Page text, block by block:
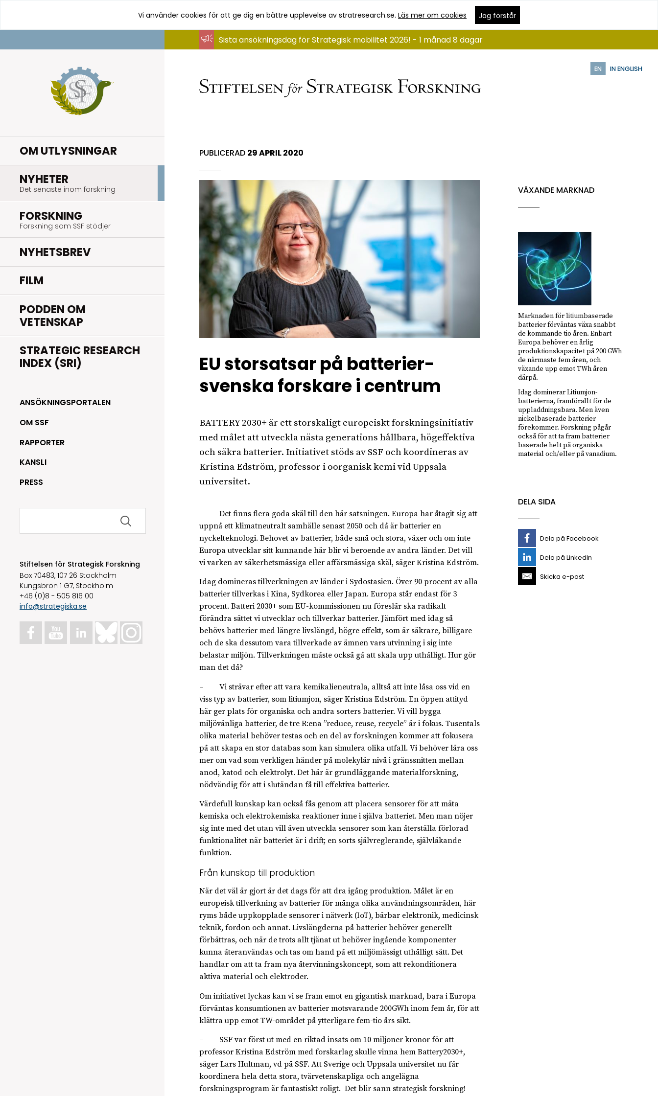
innehåll
Vi använder cookies för att ge dig en bättre upplevelse av stratresearch.se.Läs mer om cookies Jag förstår
EN IN ENGLISH
OM UTLYSNINGAR
NYHETER
Det senaste inom forskning
FORSKNING
Forskning som SSF stödjer
NYHETSBREV
FILM
PODDEN OM
VETENSKAP
STRATEGIC RESEARCH
INDEX (SRI)
ANSÖKNINGSPORTALEN
OM SSF
RAPPORTER
KANSLI
PRESS
Sök
Stiftelsen för Strategisk Forskning
Box 70483, 107 26 Stockholm
Kungsbron 1 G7, Stockholm
+46 (0)8 - 505 816 00
info@strategiska.se
Sista ansökningsdag för Strategisk mobilitet 2026! - 1 månad 8 dagar
PUBLICERAD 29 APRIL 2020
EU storsatsar på batterier-
svenska forskare i centrum
BATTERY 2030+ är ett storskaligt europeiskt forskningsinitiativ
med målet att utveckla nästa generations hållbara, högeffektiva
och säkra batterier. Initiativet stöds av SSF och koordineras av
Kristina Edström, professor i oorganisk kemi vid Uppsala
universitet.
– Det finns flera goda skäl till den här satsningen. Europa har åtagit sig att
uppnå ett klimatneutralt samhälle senast 2050 och då är batterier en
nyckelteknologi. Behovet av batterier, både små och stora, växer och om inte
Europa utvecklar sitt kunnande här blir vi beroende av andra länder. Det vill
vi varken av säkerhetsmässiga eller affärsmässiga skäl, säger Kristina Edström.
Idag domineras tillverkningen av länder i Sydostasien. Över 90 procent av alla
batterier tillverkas i Kina, Sydkorea eller Japan. Europa står endast för 3
procent. Batteri 2030+ som EU-kommissionen nu föreslår ska radikalt
förändra sättet vi utvecklar och tillverkar batterier. Jämfört med idag så
behövs batterier med längre livslängd, högre effekt, som är säkrare, billigare
och de ska dessutom vara tillverkade av ämnen vars utvinning i sig inte
belastar miljön. Tillverkningen måste också gå att skala upp uthålligt. Hur gör
man det då?
– Vi strävar efter att vara kemikalieneutrala, alltså att inte låsa oss vid en
viss typ av batterier, som litiumjon, säger Kristina Edström. En öppen attityd
här ger plats för organiska och andra sorters batterier. Vi vill bygga
miljövänliga batterier, de tre R:ena ”reduce, reuse, recycle” är i fokus. Tusentals
olika material behöver testas och en del av forskningen kommer att fokusera
på att skapa en stor databas som kan simulera olika utfall. Vi behöver lära oss
mer om vad som verkligen händer på molekylär nivå i gränssnitten mellan
anod, katod och elektrolyt. Det här är grundläggande materialforskning,
nödvändig för att i slutändan få till effektiva batterier.
Värdefull kunskap kan också fås genom att placera sensorer för att mäta
kemiska och elektrokemiska reaktioner inne i själva batteriet. Men man nöjer
sig inte med det utan vill även utveckla sensorer som kan återställa förlorad
funktionalitet när batteriet är i drift; en sorts självreglerande, självläkande
funktion.
Från kunskap till produktion
När det väl är gjort är det dags för att dra igång produktion. Målet är en
europeisk tillverkning av batterier för många olika användningsområden, här
ryms både uppkopplade sensorer i nätverk (IoT), bärbar elektronik, medicinsk
teknik, fordon och annat. Livslängderna på batterier behöver generellt
förbättras, och när de trots allt tjänat ut behöver ingående komponenter
kunna återanvändas och tas om hand på ett miljömässigt uthålligt sätt. Det
handlar om att ta fram nya återvinningskoncept, som att rekonditionera
aktiva material och elektroder.
Om initiativet lyckas kan vi se fram emot en gigantisk marknad, bara i Europa
förväntas konsumtionen av batterier motsvarande 200GWh inom fem år, för att
klättra upp emot TW-området på ytterligare fem-tio års sikt.
– SSF var först ut med en riktad insats om 10 miljoner kronor för att
professor Kristina Edström med forskarlag skulle vinna hem Battery2030+,
säger Lars Hultman, vd på SSF. Att Sverige och Uppsala universitet nu får
koordinera hela detta stora, tvärvetenskapliga och angelägna
forskningsprogram är fantastiskt roligt. Det blir sann strategisk forskning!
VÄXANDE MARKNAD
Marknaden för litiumbaserade
batterier förväntas växa snabbt
de kommande tio åren. Enbart
Europa behöver en årlig
produktionskapacitet på 200 GWh
de närmaste fem åren, och
växande upp emot TWh åren
därpå.
Idag dominerar Litiumjon-
batterierna, framförallt för de
uppladdningsbara. Men även
nickelbaserade batterier
förekommer. Forskning pågår
också för att ta fram batterier
baserade helt på organiska
material och/eller på vanadium.
DELA SIDA
Dela på Facebook
Dela på LinkedIn
Skicka e-post